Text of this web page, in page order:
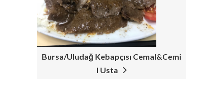
Bursa/Uludağ Kebapçısı Cemal&Cemi
l Usta